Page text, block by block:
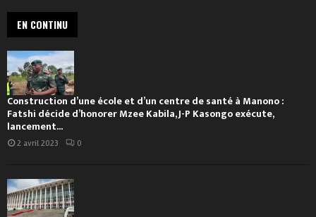
EN CONTINU
Construction d’une école et d’un centre de santé à Manono :
Fatshi décide d’honorer Mzee Kabila, J-P Kasongo exécute,
lancement...
2 avril 2023 0